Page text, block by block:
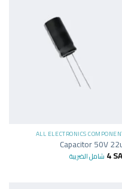
ALL ELECTRONICS
Capacitor 50V
4 شامل الضريبة